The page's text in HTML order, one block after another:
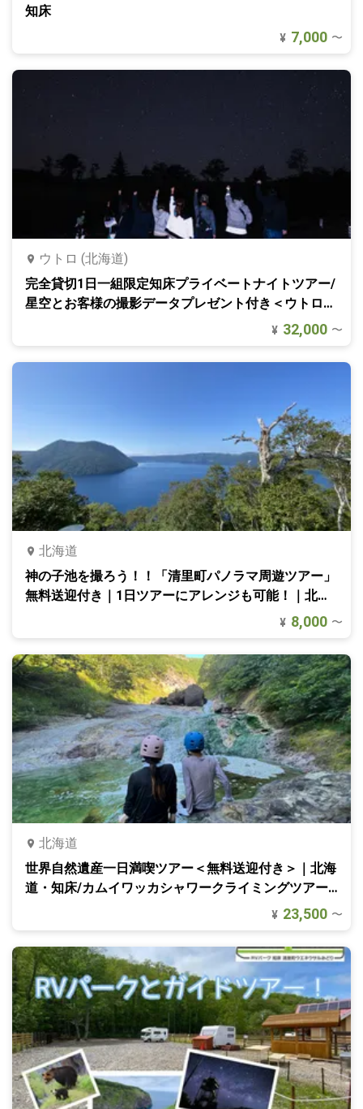
知床
¥ 7,000 〜
ウトロ (北海道)
完全貸切1日一組限定知床プライベートナイトツアー/
星空とお客様の撮影データプレゼント付き＜ウトロ温
¥ 32,000 〜
北海道
神の子池を撮ろう！！「清里町パノラマ周遊ツアー」
無料送迎付き｜1日ツアーにアレンジも可能！｜北海
¥ 8,000 〜
北海道
世界自然遺産一日満喫ツアー＜無料送迎付き＞｜北海
道・知床/カムイワッカシャワークライミングツアー
¥ 23,500 〜